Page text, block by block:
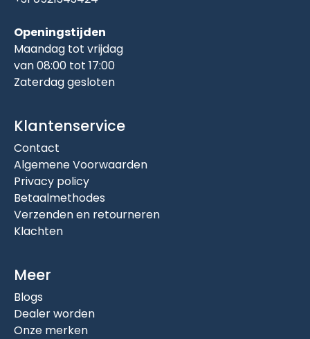
Openingstijden
Maandag tot vrijdag
van 08:00 tot 17:00
Zaterdag gesloten
Klantenservice
Contact
Algemene Voorwaarden
Privacy policy
Betaalmethodes
Verzenden en retourneren
Klachten
Meer
Blogs
Dealer worden
Onze merken